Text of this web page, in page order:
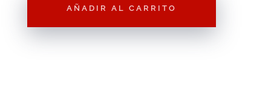
Series
AÑADIR AL CARRITO